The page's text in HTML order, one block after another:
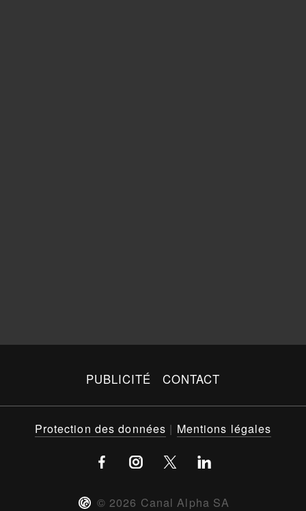
PUBLICITÉ CONTACT
© 2026 Canal Alpha SA
Protection des données | Mentions légales